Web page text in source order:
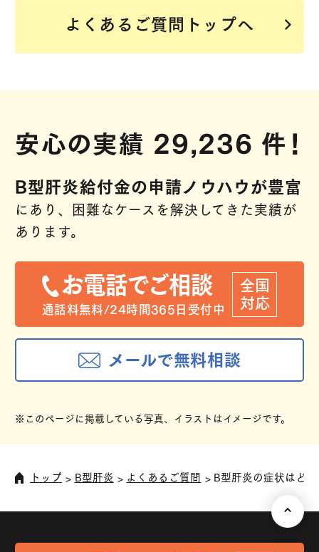
よくあるご質問トップへ
安心の実績 29,236 件！
B型肝炎給付金の申請ノウハウが豊富
にあり、
困難なケースを解決してきた実績が
あります。
お電話でご相談
通話料無料/24時間365日受付中
全国
対応
メールで無料相談
※このページに掲載している写真、イラストはイメージです。
トップ B型肝炎 よくあるご質問 B型肝炎の症状はど